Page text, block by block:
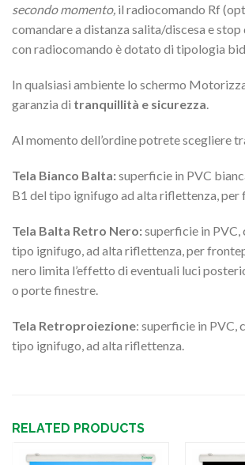
secondo momento, il radiocomando Rf
comandare a distanza salita/discesa e
con radiocomando è dotato di tipologia
In qualsiasi ambiente lo schermo
garanzia di tranquillità e sicurezza
Al momento dell’ordine potrete scegliere
Tela Bianco Balta:superficie in PVC
B1 del tipo ignifugo ad alta riflettenza, per
Tela Balta Retro Nero:superficie in
tipo ignifugo, ad alta riflettenza, per
nero limita l’effetto di eventuali luci
o porte finestre.
Tela Retroproiezione: superficie in PVC,
tipo ignifugo, ad alta riflettenza.
RELATED PRODUCTS